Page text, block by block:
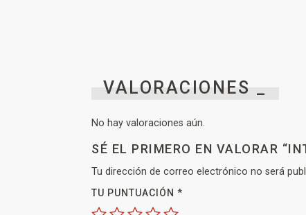
VALORACIONES _
No hay valoraciones aún.
SÉ EL PRIMERO EN VALORAR
Tu dirección de correo electrónico no será
TU PUNTUACIÓN *